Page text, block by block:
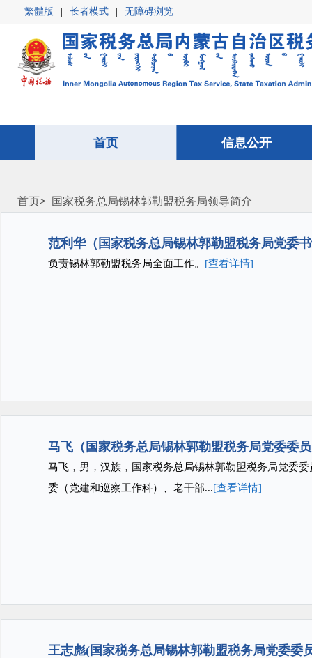
繁體版 长者模式 无障碍浏览
首页 信息公开
首页 信息公开
首页> 国家税务总局锡林郭勒盟税务局领导简介
范利华（国家税务总局锡林郭勒盟税务局党委
负责锡林郭勒盟税务局全面工作。 [查看详情]
马飞（国家税务总局锡林郭勒盟税务局党委委
马飞，男，汉族，国家税务总局锡林郭勒盟税务局党
委（党建和巡察工作科）、老干部...[查看详情]
王志彪(国家税务总局锡林郭勒盟税务局党委委